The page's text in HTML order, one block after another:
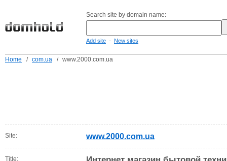
Search site by domain name:
Add site - New sites
Home / com.ua / www.2000.com.ua
Site: www.2000.com.ua
Title: